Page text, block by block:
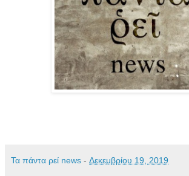
Τα πάντα ρεί news - Δεκεμβρίου 19, 2019